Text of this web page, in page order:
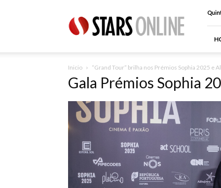
Online
Inicio “Grand Tour” brilha nos Prémios Sophia 2025
Gala Prémios Sophia